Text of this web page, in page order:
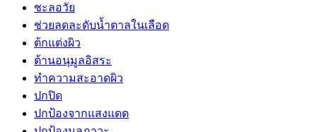
ชะลอวัย
ช่วยลดละดับน้ำตาลในเลือด
ต้กแต่งผิว
ต้านอนุมูลอิสระ
ทำความสะอาดผิว
ปกปิด
ปกป้องจากแสงแดด